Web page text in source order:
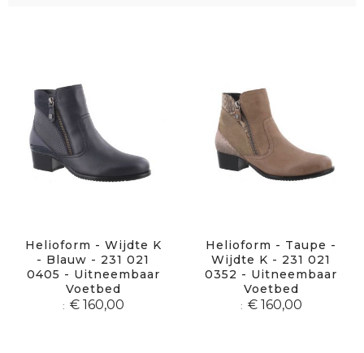
Helioform - Wijdte K
- Blauw - 231 021
0405 - Uitneembaar
Voetbed
€ 160,00
Helioform - Taupe -
Wijdte K - 231 021
0352 - Uitneembaar
Voetbed
€ 160,00